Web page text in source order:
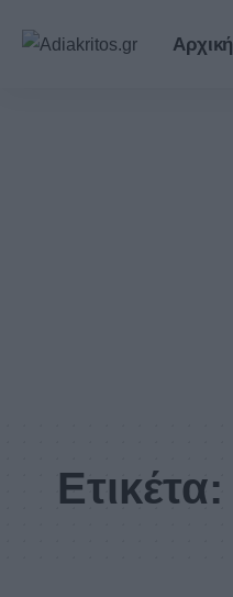
Αρχική
Ετικέτα: